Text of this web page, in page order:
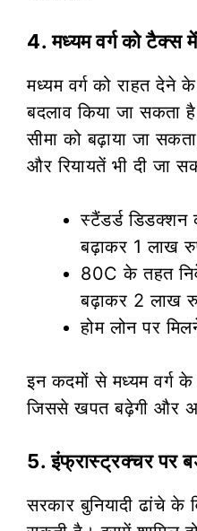
4. मध्यम वर्ग को टैक्स
मध्यम वर्ग को राहत
बदलाव किया जा सकता
सीमा को बढ़ाया जा
और रियायतें भी दी जा
स्टैंडर्ड
बढ़ाकर 1 लाख
80C के तहत
बढ़ाकर 2 लाख
होम लोन पर
इन कदमों से मध्यम वर्ग के
जिससे खपत बढ़ेगी और
5. इंफ्रास्ट्रक्चर पर
सरकार बुनियादी ढांचे के